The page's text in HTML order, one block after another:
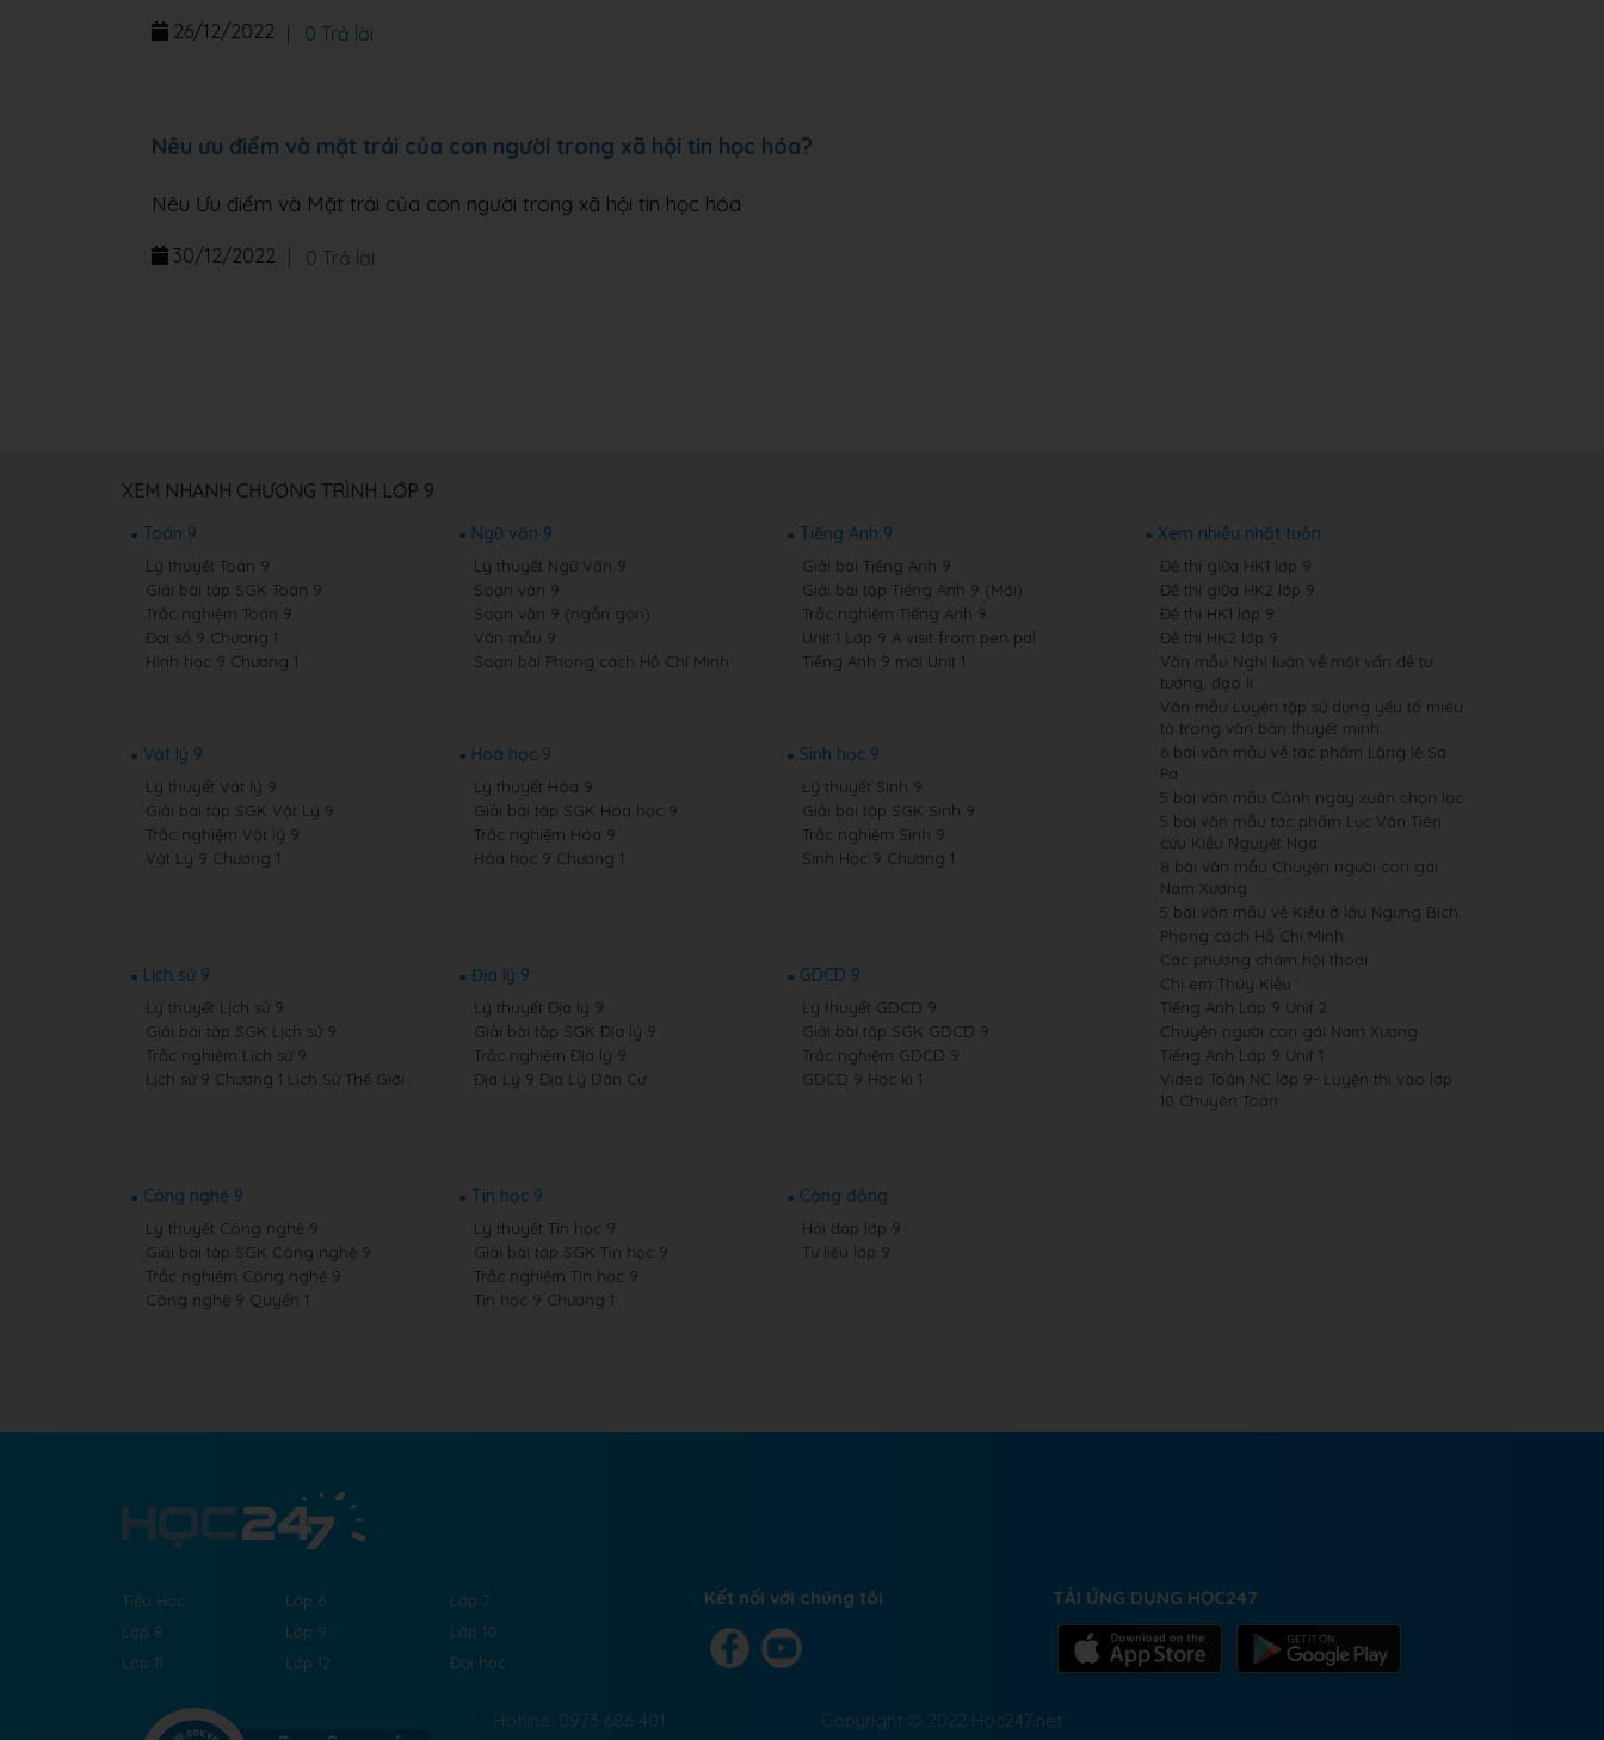
26/12/2022 0 Trả lời
Nêu ưu điểm và mặt trái của con người trong xã hội tin học hóa?
Nêu Ưu điểm và Mặt trái của con người trong xã hội tin học hóa
30/12/2022 0 Trả lời
XEM NHANH CHƯƠNG TRÌNH LỚP 9
Toán 9
Lý thuyết Toán 9
Giải bài tập SGK Toán 9
Trắc nghiệm Toán 9
Đại số 9 Chương 1
Hình học 9 Chương 1
Ngữ văn 9
Lý thuyết Ngữ Văn 9
Soạn văn 9
Soạn văn 9 (ngắn gọn)
Văn mẫu 9
Soạn bài Phong cách Hồ Chí Minh
Tiếng Anh 9
Giải bài Tiếng Anh 9
Giải bài tập Tiếng Anh 9 (Mới)
Trắc nghiệm Tiếng Anh 9
Unit 1 Lớp 9 A visit from pen pal
Tiếng Anh 9 mới Unit 1
Vật lý 9
Lý thuyết Vật lý 9
Giải bài tập SGK Vật Lý 9
Trắc nghiệm Vật lý 9
Vật Lý 9 Chương 1
Hoá học 9
Lý thuyết Hóa 9
Giải bài tập SGK Hóa học 9
Trắc nghiệm Hóa 9
Hóa học 9 Chương 1
Sinh học 9
Lý thuyết Sinh 9
Giải bài tập SGK Sinh 9
Trắc nghiệm Sinh 9
Sinh Học 9 Chương 1
Lịch sử 9
Lý thuyết Lịch sử 9
Giải bài tập SGK Lịch sử 9
Trắc nghiệm Lịch sử 9
Lịch sử 9 Chương 1 Lịch Sử Thế Giới
Địa lý 9
Lý thuyết Địa lý 9
Giải bài tập SGK Địa lý 9
Trắc nghiệm Địa lý 9
Địa Lý 9 Địa Lý Dân Cư
GDCD 9
Lý thuyết GDCD 9
Giải bài tập SGK GDCD 9
Trắc nghiệm GDCD 9
GDCD 9 Học kì 1
Công nghệ 9
Lý thuyết Công nghệ 9
Giải bài tập SGK Công nghệ 9
Trắc nghiệm Công nghệ 9
Công nghệ 9 Quyển 1
Tin học 9
Lý thuyết Tin học 9
Giải bài tập SGK Tin học 9
Trắc nghiệm Tin học 9
Tin học 9 Chương 1
Cộng đồng
Hỏi đáp lớp 9
Tư liệu lớp 9
Xem nhiều nhất tuần
Đề thi giữa HK1 lớp 9
Đề thi giữa HK2 lớp 9
Đề thi HK1 lớp 9
Đề thi HK2 lớp 9
Văn mẫu Nghị luận về một vấn đề tư
tưởng, đạo lí
Văn mẫu Luyện tập sử dụng yếu tố miêu
tả trong văn bản thuyết minh
6 bài văn mẫu về tác phẩm Lặng lẽ Sa
Pa
5 bài văn mẫu Cảnh ngày xuân chọn lọc
5 bài văn mẫu tác phẩm Lục Vân Tiên
cứu Kiều Nguyệt Nga
8 bài văn mẫu Chuyện người con gái
Nam Xương
5 bài văn mẫu về Kiều ở lầu Ngưng Bích
Phong cách Hồ Chí Minh
Các phương châm hội thoại
Chị em Thúy Kiều
Tiếng Anh Lớp 9 Unit 2
Chuyện người con gái Nam Xương
Tiếng Anh Lớp 9 Unit 1
Video Toán NC lớp 9- Luyện thi vào lớp
10 Chuyên Toán
Tiểu Học Lớp 6
Lớp 7
Lớp 8
Lớp 9
Lớp 10
Lớp 11
Lớp 12 Đại học
Kết nối với chúng tôi TẢI ỨNG DỤNG HỌC247
Hotline: 0973 686 401 Copyright © 2022 Hoc247.net